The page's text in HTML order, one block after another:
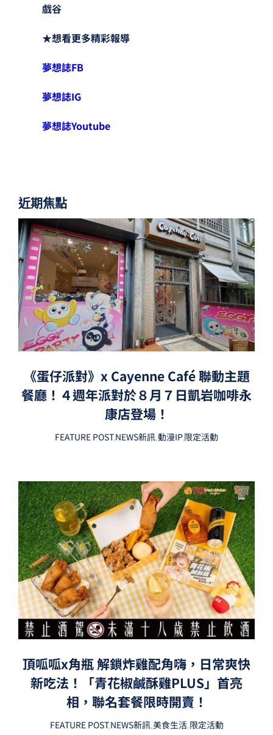
戲谷
★想看更多精彩報導
夢想誌FB
夢想誌IG
夢想誌Youtube
近期焦點
《蛋仔派對》x Cayenne Café 聯動主題
餐廳！４週年派對於８月７日凱岩咖啡永
康店登場！
FEATURE POST,NEWS新訊,動漫IP,限定活動
頂呱呱x角瓶 解鎖炸雞配角嗨，日常爽快
新吃法！「青花椒鹹酥雞PLUS」首亮
相，聯名套餐限時開賣！
FEATURE POST,NEWS新訊,美食生活,限定活動